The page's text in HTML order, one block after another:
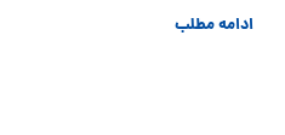
ادامه مطلب